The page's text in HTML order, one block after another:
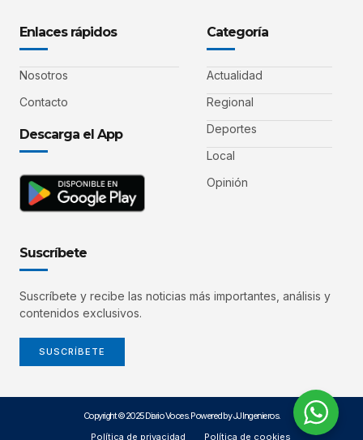
Enlaces rápidos
Nosotros
Contacto
Descarga el App
Categoría
Actualidad
Regional
Deportes
Local
Opinión
Suscríbete
Suscríbete y recibe las noticias más importantes, análisis y
contenidos exclusivos.
SUSCRÍBETE
Copyright © 2025 Diario Voces. Powered by JJ Ingenieros.
Política de privacidad
Política de cookies